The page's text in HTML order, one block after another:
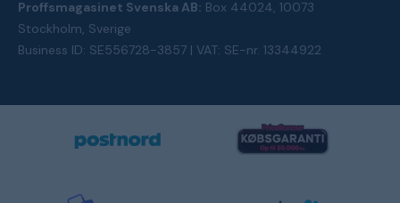
Proffsmagasinet Svenska AB: Box 44024, 10073
Stockholm, Sverige
Business ID: SE556728-3857 | VAT: SE-nr. 13344922